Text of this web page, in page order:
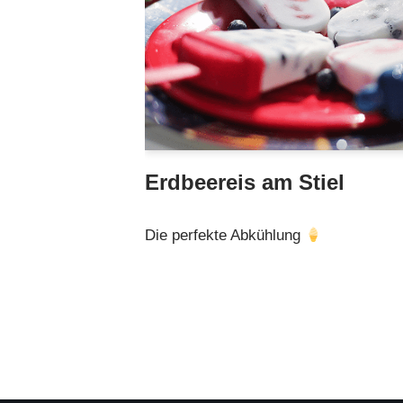
Erdbeereis am Stiel
Die perfekte Abkühlung